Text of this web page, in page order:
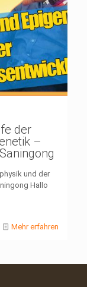
der
–
und der
Hallo
Mehr erfahren